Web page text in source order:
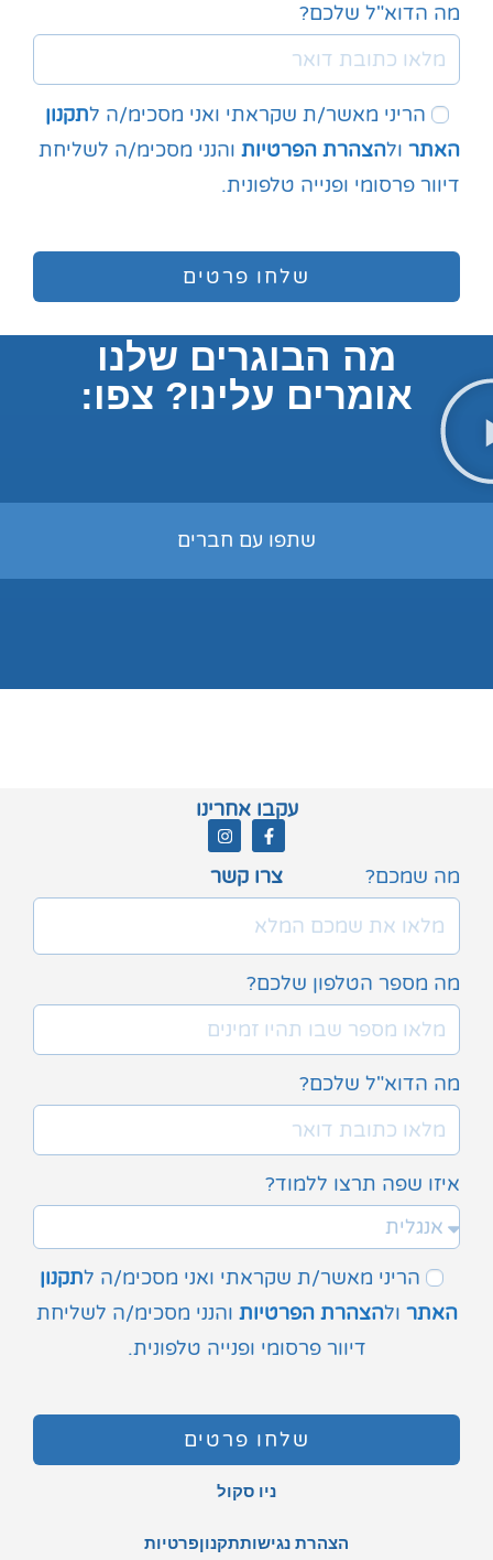
מה הדוא"ל שלכם?
הריני מאשר/ת שקראתי ואני מסכימ/ה לתקנון
האתר ולהצהרת הפרטיות והנני מסכימ/ה לשליחת
דיוור פרסומי ופנייה טלפונית.
שלחו פרטים
מה הבוגרים שלנו
אומרים עלינו? צפו:
שתפו עם חברים
עקבו אחרינו
צרו קשר מה שמכם?
מה מספר הטלפון שלכם?
מה הדוא"ל שלכם?
איזו שפה תרצו ללמוד?
הריני מאשר/ת שקראתי ואני מסכימ/ה לתקנון
האתר ולהצהרת הפרטיות והנני מסכימ/ה לשליחת
דיוור פרסומי ופנייה טלפונית.
שלחו פרטים
ניו סקול
הצהרת נגישותתקנוןפרטיות